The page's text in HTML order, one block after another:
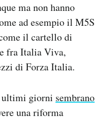
ma non hanno
ad esempio il M5S
il cartello di
fra Italia Viva,
di Forza Italia.
ultimi giorni sembrano
una riforma